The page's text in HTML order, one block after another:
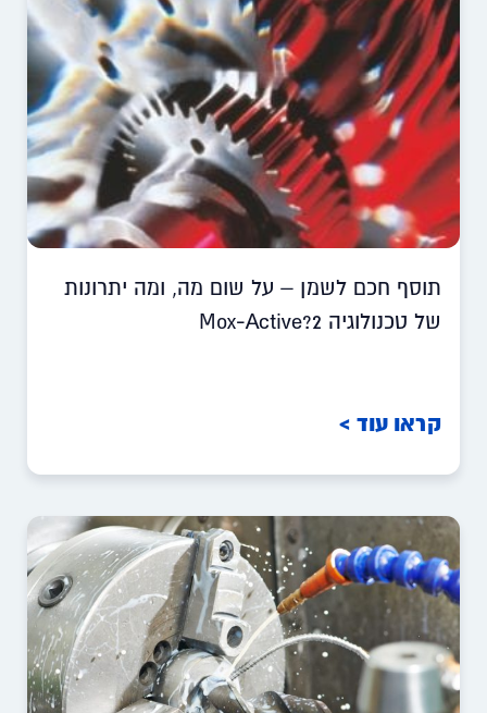
תוסף חכם לשמן – על שום מה, ומה יתרונות
של טכנולוגיה Mox-Active?2
קראו עוד >